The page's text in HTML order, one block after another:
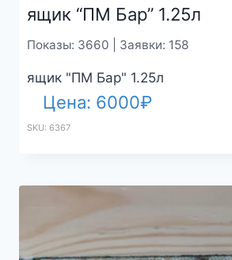
ящик “ПМ Бар” 1.25л
Показы: 3660 | Заявки: 158
ящик "ПМ Бар" 1.25л
Цена: 6000₽
SKU: 6367